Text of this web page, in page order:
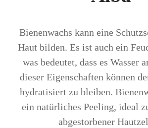
Bienenwachs kann eine
Haut bilden. Es ist auch ein
was bedeutet, dass es Wasser
dieser Eigenschaften können
hydratisiert zu bleiben.
ein natürliches Peeling, ideal
abgestorbener